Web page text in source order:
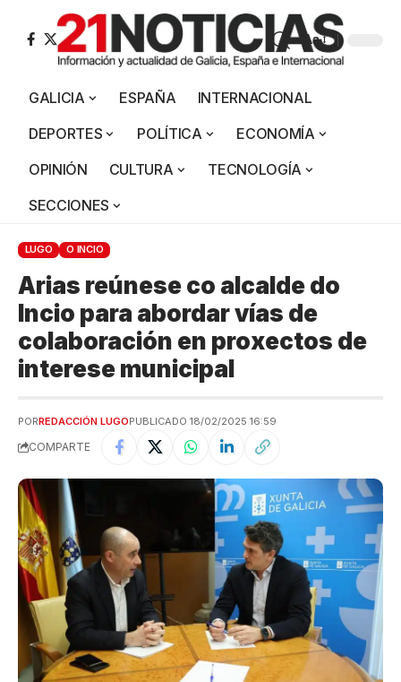
Aa
GALICIA ESPAÑA
INTERNACIONAL
DEPORTES
POLÍTICA
ECONOMÍA
OPINIÓN
CULTURA
TECNOLOGÍA
SECCIONES
LUGO O INCIO
Arias reúnese co alcalde do
Incio para abordar vías de
colaboración en proxectos de
interese municipal
PORREDACCIÓN LUGOPUBLICADO 18/02/2025 16:59
COMPARTE